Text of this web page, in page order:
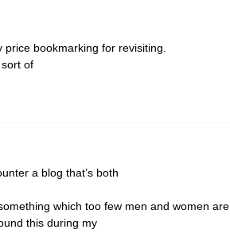
bookmarking for revisiting.
of
a blog that’s both
which too few men and women are
this during my